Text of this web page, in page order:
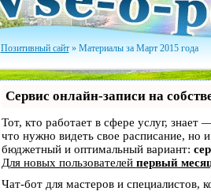
Позитивный сайт» Материалы за Март 2015 года
Сервис онлайн-записи на
Тот, кто работает в сфере услуг, знает
что нужно видеть свое расписание,
бюджетный и оптимальный вариант:
Для новых пользователей первый
Чат-бот для мастеров и специалистов,